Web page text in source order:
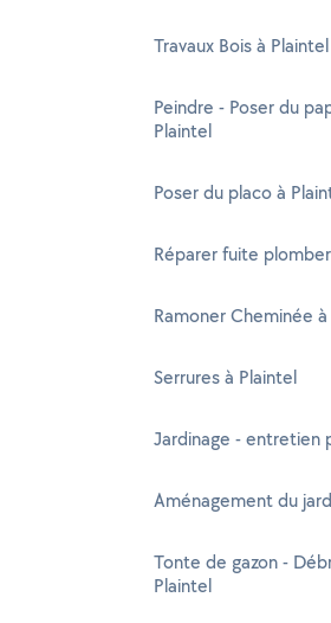
Travaux Bois à Plaintel
Peindre - Poser du
Plaintel
Poser du placo à
Réparer fuite
Ramoner Cheminée
Serrures à Plaintel
Jardinage - entretien
Aménagement du
Tonte de gazon -
Plaintel